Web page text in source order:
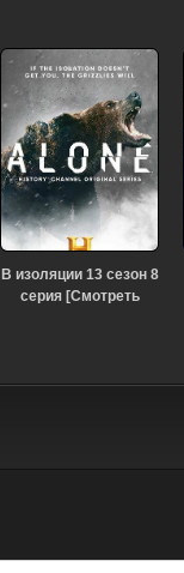
В изоляции 13 сезон 8
серия [Смотреть